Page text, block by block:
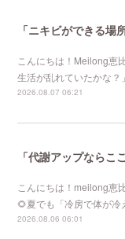
こんにちは！Meilong恵
生活が乱れていたかな？
2026.08.07 06:21
こんにちは！meilong恵
🌻夏でも「冷房で体が
2026.08.06 06:01